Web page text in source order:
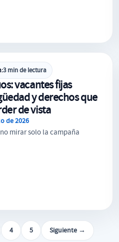
3 min de lectura
vacantes fijas
y derechos que
de vista
de 2026
mirar solo la campaña
4 5 Siguiente →